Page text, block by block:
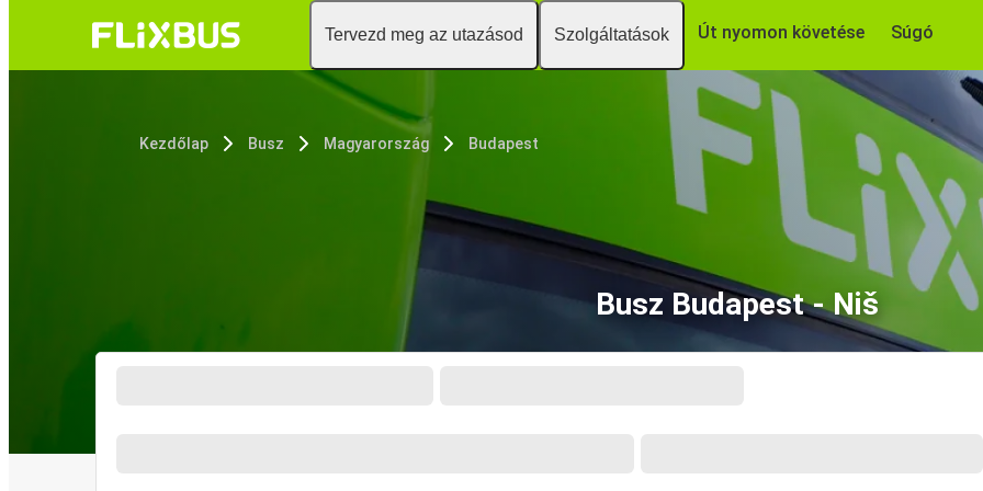
Tervezd meg az utazásod Szolgáltatások Út nyomon követése Súgó
Kezdőlap Busz Magyarország Budapest
Busz Budapest - Niš